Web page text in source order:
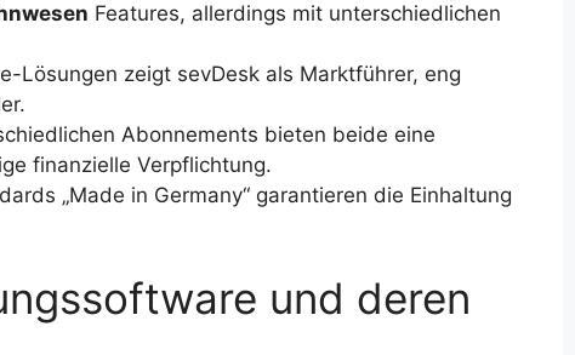
Features, allerdings mit unterschiedlichen
Lösungen zeigt sevDesk als Marktführer, eng
Abonnements bieten beide eine
finanzielle Verpflichtung.
„Made in Germany“ garantieren die Einhaltung
und deren